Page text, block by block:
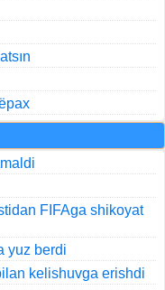
FIFAga shikoyat
yuz berdi
kelishuvga erishdi